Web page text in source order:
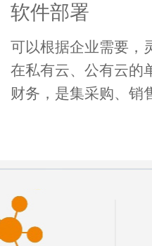
软件部署
可以根据企业需要，
在私有云、公有云的
财务，是集采购、销